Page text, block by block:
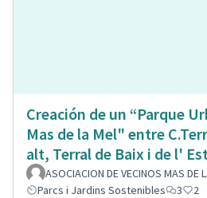
Creación de un “Parque
Mas de la Mel" entre
alt, Terral de Baix i de l'
ASOCIACION DE VECINOS MAS DE
Parcs i Jardins Sostenibles
3 2